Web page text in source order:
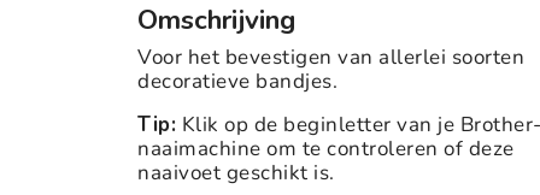
Omschrijving
Voor het bevestigen van allerlei soorten
decoratieve bandjes.
Tip: Klik op de beginletter van je
naaimachine om te controleren of deze
naaivoet geschikt is.